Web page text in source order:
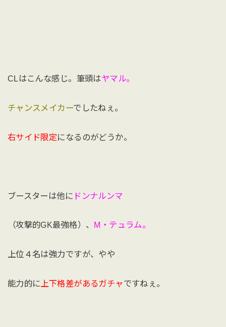
CLはこんな感じ。筆頭はヤマル。
チャンスメイカーでしたねぇ。
右サイド限定になるのがどうか。
ブースターは他に ドンナルンマ
（攻撃的GK最強格）、 M・テュラム。
上位４名は強力ですが、やや
能力的に 上下格差があるガチャ ですねぇ。